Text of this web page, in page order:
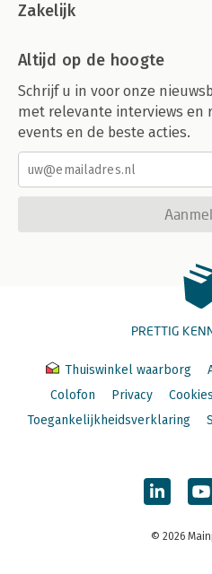
Zakelijk
Altijd op de hoogte
Schrijf u in voor onze
met relevante interviews en
events en de beste acties.
PRETTIG
Thuiswinkel waarborg
Colofon
Privacy Cookies
Toegankelijkheidsverklaring
© 2026